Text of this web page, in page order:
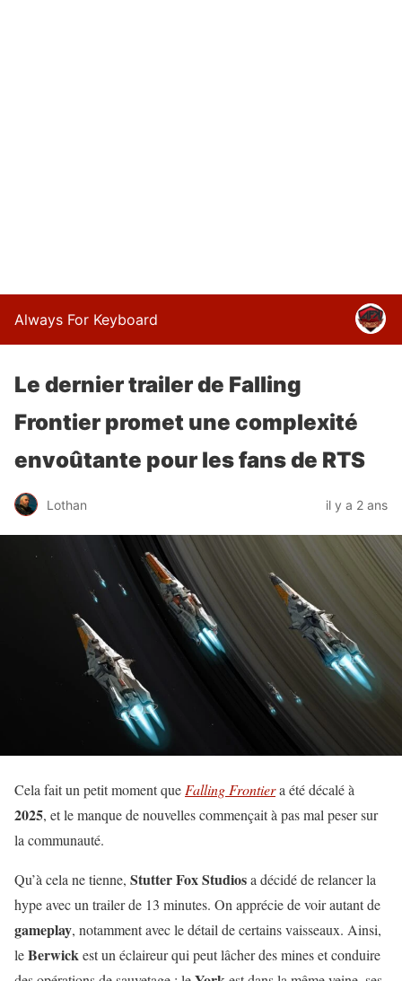
Always For Keyboard
Le dernier trailer de Falling
Frontier promet une complexité
envoûtante pour les fans de RTS
Lothan il y a 2 ans
Cela fait un petit moment que Falling Frontiera été décalé à
2025, et le manque de nouvelles commençait à pas mal peser sur
la communauté.
Qu’à cela ne tienne, Stutter Fox Studiosa décidé de relancer la
hype avec un trailer de 13 minutes. On apprécie de voir autant de
gameplay, notamment avec le détail de certains vaisseaux. Ainsi,
leBerwickest un éclaireur qui peut lâcher des mines et conduire